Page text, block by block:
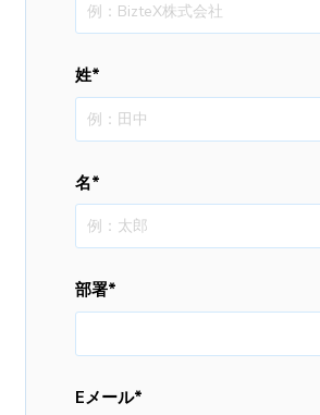
姓*
名*
部署*
Eメール*